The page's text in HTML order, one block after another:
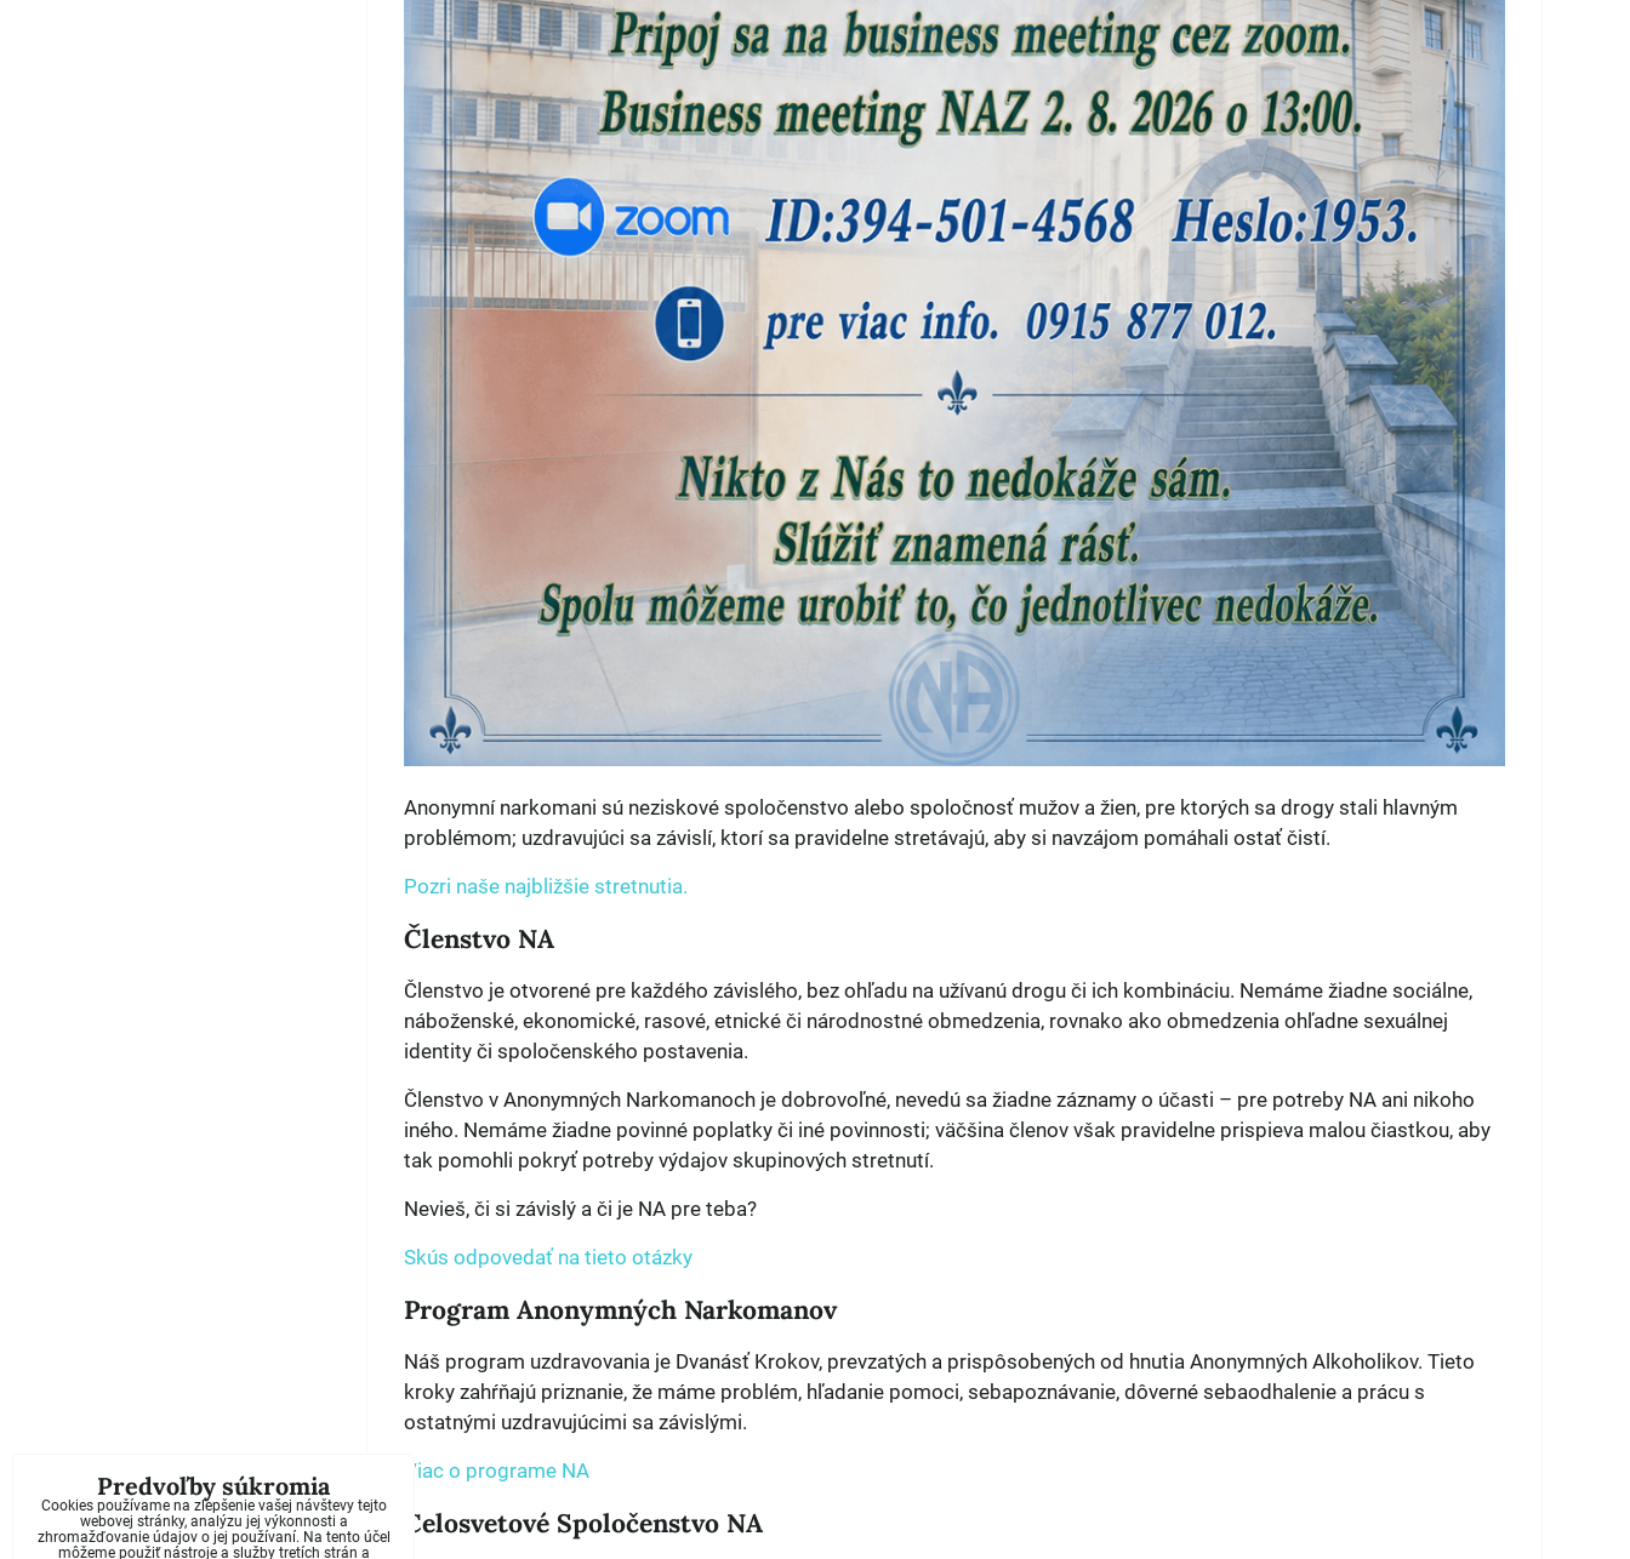
Anonymní narkomani sú neziskové spoločenstvo alebo spoločnosť mužov a žien, pre ktorých sa drogy stali hlavným
problémom; uzdravujúci sa závislí, ktorí sa pravidelne stretávajú, aby si navzájom pomáhali ostať čistí.
Pozri naše najbližšie stretnutia.
Členstvo NA
Členstvo je otvorené pre každého závislého, bez ohľadu na užívanú drogu či ich kombináciu. Nemáme žiadne sociálne,
náboženské, ekonomické, rasové, etnické či národnostné obmedzenia, rovnako ako obmedzenia ohľadne sexuálnej
identity či spoločenského postavenia.
Členstvo v Anonymných Narkomanoch je dobrovoľné, nevedú sa žiadne záznamy o účasti – pre potreby NA ani nikoho
iného. Nemáme žiadne povinné poplatky či iné povinnosti; väčšina členov však pravidelne prispieva malou čiastkou, aby
tak pomohli pokryť potreby výdajov skupinových stretnutí.
Nevieš, či si závislý a či je NA pre teba?
Skús odpovedať na tieto otázky
Program Anonymných Narkomanov
Náš program uzdravovania je Dvanásť Krokov, prevzatých a prispôsobených od hnutia Anonymných Alkoholikov. Tieto
kroky zahŕňajú priznanie, že máme problém, hľadanie pomoci, sebapoznávanie, dôverné sebaodhalenie a prácu s
ostatnými uzdravujúcimi sa závislými.
Viac o programe NA
Celosvetové Spoločenstvo NA
Predvoľby súkromia
Cookies používame na zlepšenie vašej návštevy tejto
webovej stránky, analýzu jej výkonnosti a
zhromažďovanie údajov o jej používaní. Na tento účel
môžeme použiť nástroje a služby tretích strán a